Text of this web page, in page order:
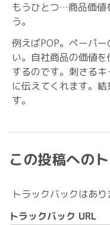
もうひとつ…商品価値
う。
例えばPOP。ペーパ
い。自社商品の価値
するのです。刺さる
に伝えてくれます。
す。
この投稿への
トラックバックはあり
トラックバック URL